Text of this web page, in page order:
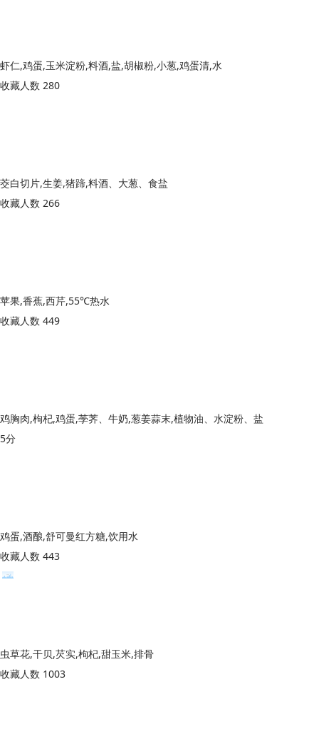
虾仁,鸡蛋,玉米淀粉,料酒,盐,胡椒粉,小葱,鸡蛋清,水
收藏人数 280
茭白切片,生姜,猪蹄,料酒、大葱、食盐
收藏人数 266
苹果,香蕉,西芹,55℃热水
收藏人数 449
鸡胸肉,枸杞,鸡蛋,荸荠、牛奶,葱姜蒜末,植物油、水淀粉、盐
5分
鸡蛋,酒酿,舒可曼红方糖,饮用水
收藏人数 443
虫草花,干贝,芡实,枸杞,甜玉米,排骨
收藏人数 1003